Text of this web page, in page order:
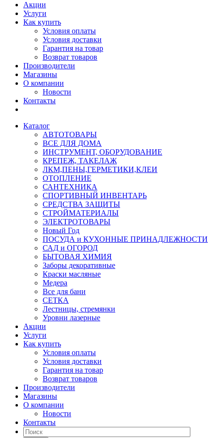
Акции
Услуги
Как купить
Условия оплаты
Условия доставки
Гарантия на товар
Возврат товаров
Производители
Магазины
О компании
Новости
Контакты
Каталог
АВТОТОВАРЫ
ВСЕ ДЛЯ ДОМА
ИНСТРУМЕНТ, ОБОРУДОВАНИЕ
КРЕПЕЖ, ТАКЕЛАЖ
ЛКМ,ПЕНЫ,ГЕРМЕТИКИ,КЛЕИ
ОТОПЛЕНИЕ
САНТЕХНИКА
СПОРТИВНЫЙ ИНВЕНТАРЬ
СРЕДСТВА ЗАЩИТЫ
СТРОЙМАТЕРИАЛЫ
ЭЛЕКТРОТОВАРЫ
Новый Год
ПОСУДА и КУХОННЫЕ ПРИНАДЛЕЖНОСТИ
САД и ОГОРОД
БЫТОВАЯ ХИМИЯ
Заборы декоративные
Краски масляные
Медера
Все для бани
СЕТКА
Лестницы, стремянки
Уровни лазерные
Акции
Услуги
Как купить
Условия оплаты
Условия доставки
Гарантия на товар
Возврат товаров
Производители
Магазины
О компании
Новости
Контакты